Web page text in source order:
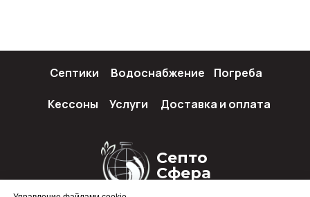
Септо
Сфера
Септики Водоснабжение Погреба
Кессоны Услуги Доставка и оплата